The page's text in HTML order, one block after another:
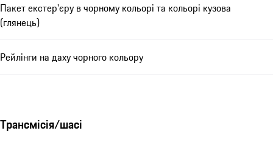
Пакет екстер'єру в чорному кольорі та кольорі кузова
(глянець)
Рейлінги на даху чорного кольору
Трансмісія/шасі